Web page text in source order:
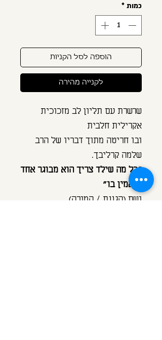
כמות *
הוספה לסל הקניות
לקנייה מהירה
שרשרת עם תליון לב מזכוכית
אקרילית חלבית
ובו חריטה מתוך דבריו של הרב
שלמה קרליבך:
"כל מה שילד צריך הוא מבוגר אחד
שיאמין בו"
ושם (הגננת / המורה)